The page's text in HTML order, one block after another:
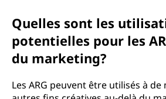
Quelles sont les
potentielles pour les
du marketing?
Les ARG peuvent être utilisés à